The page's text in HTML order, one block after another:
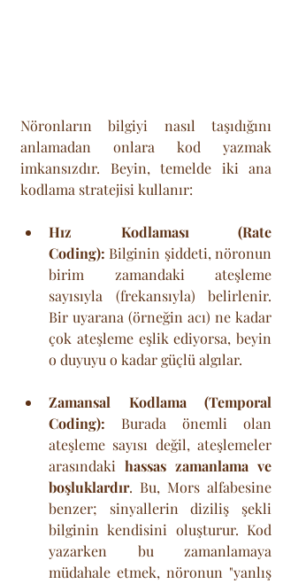
Nöronların bilgiyi nasıl taşıdığını
anlamadan onlara kod yazmak
imkansızdır. Beyin, temelde iki ana
kodlama stratejisi kullanır:
Hız Kodlaması (Rate
Coding): Bilginin şiddeti, nöronun
birim zamandaki ateşleme
sayısıyla (frekansıyla) belirlenir.
Bir uyarana (örneğin acı) ne kadar
çok ateşleme eşlik ediyorsa, beyin
o duyuyu o kadar güçlü algılar.
Zamansal Kodlama (Temporal
Coding): Burada önemli olan
ateşleme sayısı değil, ateşlemeler
arasındaki hassas zamanlama ve
boşluklardır. Bu, Mors alfabesine
benzer; sinyallerin diziliş şekli
bilginin kendisini oluşturur. Kod
yazarken bu zamanlamaya
müdahale etmek, nöronun "yanlış